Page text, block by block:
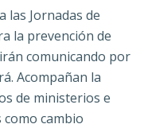
las Jornadas de
la prevención de
comunicando por
Acompañan la
de ministerios e
cambio